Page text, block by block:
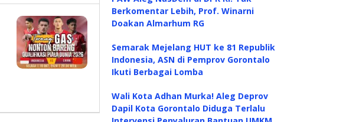
Berkomentar Lebih, Prof. Winarni
Doakan Almarhum RG
Semarak Mejelang HUT ke 81 Republik
Indonesia, ASN di Pemprov Gorontalo
Ikuti Berbagai Lomba
Wali Kota Adhan Murka! Aleg Deprov
Dapil Kota Gorontalo Diduga Terlalu